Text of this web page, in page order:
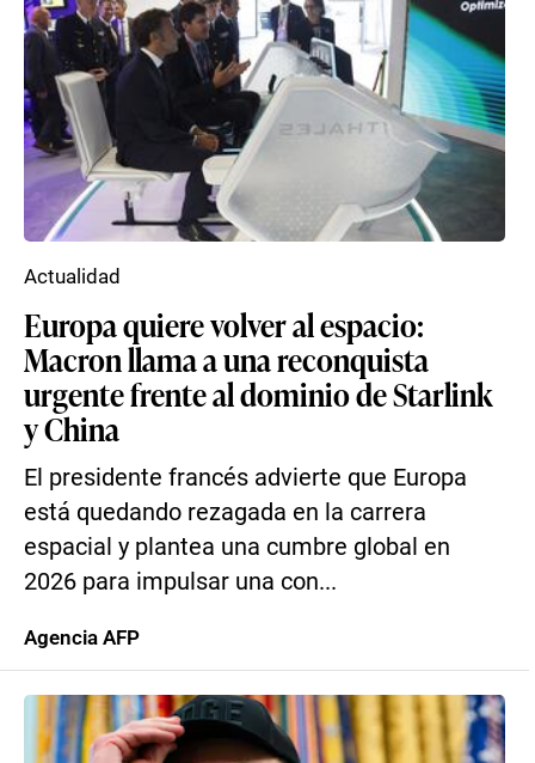
Europa quiere volver al espacio:
Macron llama a una reconquista
urgente frente al dominio de Starlink
y China
El presidente francés advierte que Europa
está quedando rezagada en la carrera
espacial y plantea una cumbre global en
2026 para impulsar una con...
Actualidad
Agencia AFP